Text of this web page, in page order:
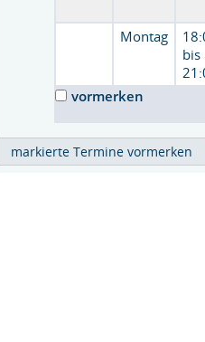
Montag
bis
vormerken